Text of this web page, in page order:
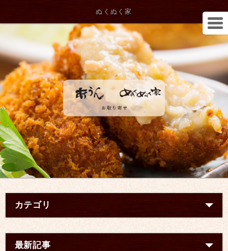
ぬくぬく家
カテゴリ
最新記事